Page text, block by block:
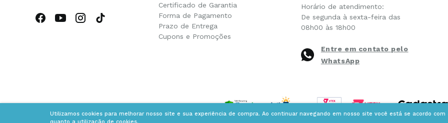
Utilizamos cookies para melhorar nosso site e sua experiência de compra. Ao continuar navegando em nosso site você está se acordo
Certificado de Garantia
Forma de Pagamento
Prazo de Entrega
Cupons e Promoções
Horário de atendimento:
De segunda à sexta-feira das
08h00 às 18h00
Entre em contato pelo
WhatsApp